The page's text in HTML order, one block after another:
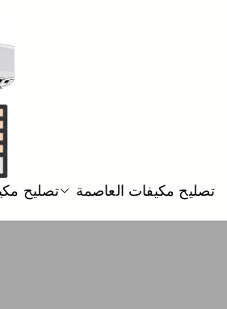
تصليح مكيفات العاصمة تصليح